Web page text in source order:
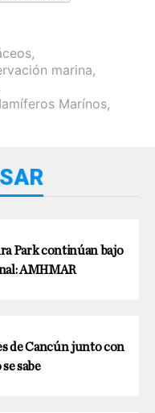
,
marina,
Marínos,
Park continúan bajo
AMHMAR
de Cancún junto con
sabe